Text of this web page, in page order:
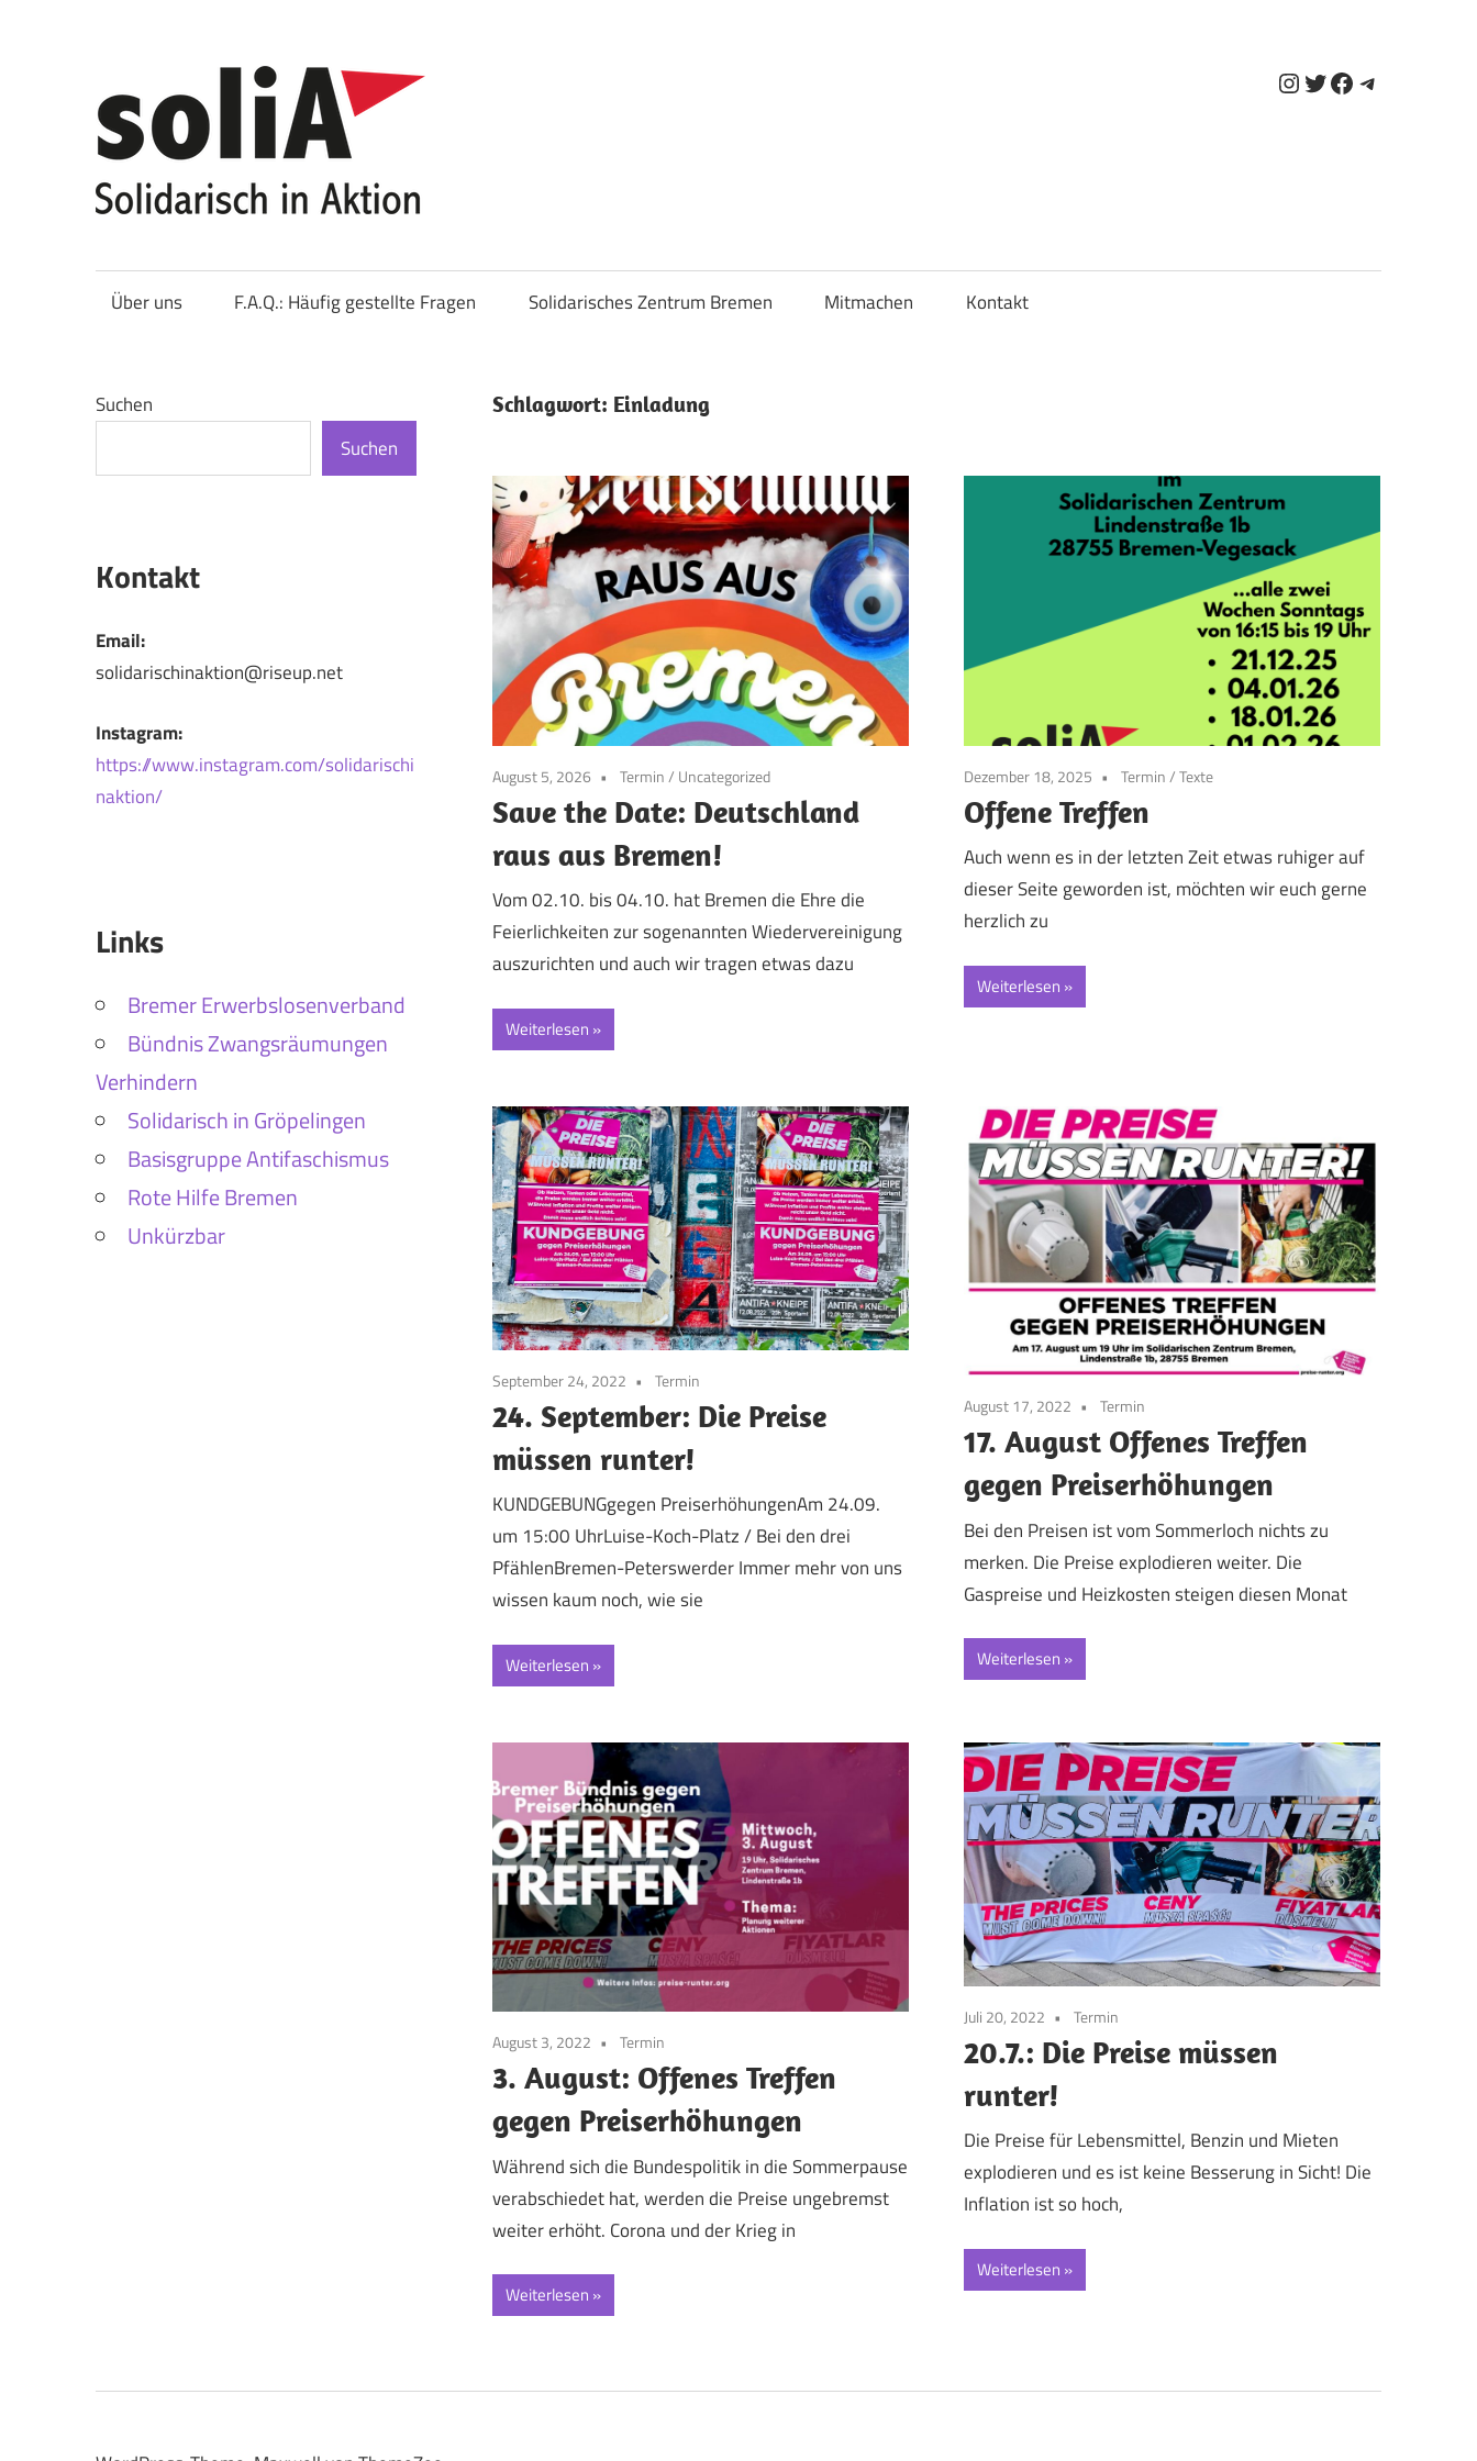
Instagram
Twitter
Facebook
Telegram
Über uns F.A.Q.: Häufig gestellte Fragen Solidarisches Zentrum Bremen Mitmachen Kontakt
Schlagwort: Einladung
August 5, 2026 Termin/ Uncategorized
Save the Date: Deutschland
raus aus Bremen!
Vom 02.10. bis 04.10. hat Bremen die Ehre die
Feierlichkeiten zur sogenannten Wiedervereinigung
auszurichten und auch wir tragen etwas dazu
Weiterlesen
Dezember 18, 2025 Termin/Texte
Offene Treffen
Auch wenn es in der letzten Zeit etwas ruhiger auf
dieser Seite geworden ist, möchten wir euch gerne
herzlich zu
Weiterlesen
September 24, 2022 Termin
24. September: Die Preise
müssen runter!
KUNDGEBUNGgegen PreiserhöhungenAm 24.09.
um 15:00 UhrLuise-Koch-Platz / Bei den drei
PfählenBremen-Peterswerder Immer mehr von uns
wissen kaum noch, wie sie
Weiterlesen
August 17, 2022 Termin
17. August Offenes Treffen
gegen Preiserhöhungen
Bei den Preisen ist vom Sommerloch nichts zu
merken. Die Preise explodieren weiter. Die
Gaspreise und Heizkosten steigen diesen Monat
Weiterlesen
August 3, 2022 Termin
3. August: Offenes Treffen
gegen Preiserhöhungen
Während sich die Bundespolitik in die Sommerpause
verabschiedet hat, werden die Preise ungebremst
weiter erhöht. Corona und der Krieg in
Weiterlesen
Juli 20, 2022 Termin
20.7.: Die Preise müssen
runter!
Die Preise für Lebensmittel, Benzin und Mieten
explodieren und es ist keine Besserung in Sicht! Die
Inflation ist so hoch,
Weiterlesen
Suchen
Suchen
Kontakt
Email:
solidarischinaktion@riseup.net
Instagram:
https://www.instagram.com/solidarischi
naktion/
Links
Bremer Erwerbslosenverband
Bündnis Zwangsräumungen
Verhindern
Solidarisch in Gröpelingen
Basisgruppe Antifaschismus
Rote Hilfe Bremen
Unkürzbar